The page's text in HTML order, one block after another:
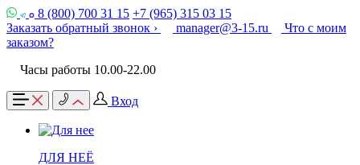
8 (800) 700 31 15 +7 (965) 315 03 15
Заказать обратный звонок ›
manager@3-15.ru
Что с моим
заказом?
Часы работы 10.00-22.00
Вход
ДЛЯ НЕЁ